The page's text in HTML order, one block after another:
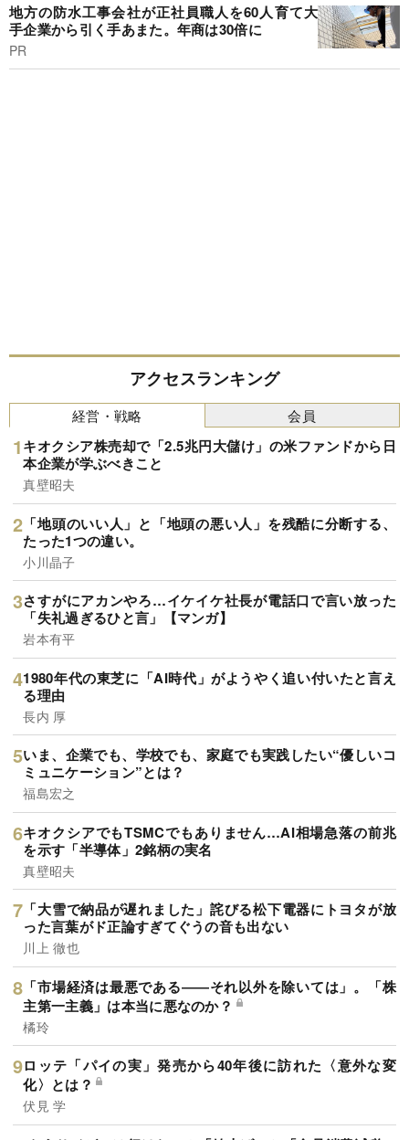
地方の防水工事会社が正社員職人を60人育て大
手企業から引く手あまた。年商は30倍に
PR
アクセスランキング
経営・戦略
キオクシア株売却で「2.5兆円大儲け」の米ファンドから日
本企業が学ぶべきこと
真壁昭夫
「地頭のいい人」と「地頭の悪い人」を残酷に分断する、
たった1つの違い。
小川晶子
さすがにアカンやろ…イケイケ社長が電話口で言い放った
「失礼過ぎるひと言」【マンガ】
岩本有平
1980年代の東芝に「AI時代」がようやく追い付いたと言え
る理由
長内 厚
いま、企業でも、学校でも、家庭でも実践したい“優しいコ
ミュニケーション”とは？
福島宏之
キオクシアでもTSMCでもありません…AI相場急落の前兆
を示す「半導体」2銘柄の実名
真壁昭夫
「大雪で納品が遅れました」詫びる松下電器にトヨタが放
った言葉がド正論すぎてぐうの音も出ない
川上 徹也
「市場経済は最悪である――それ以外を除いては」。「株
主第一主義」は本当に悪なのか？
橘玲
ロッテ「パイの実」発売から40年後に訪れた〈意外な変
化〉とは？
伏見 学
会員